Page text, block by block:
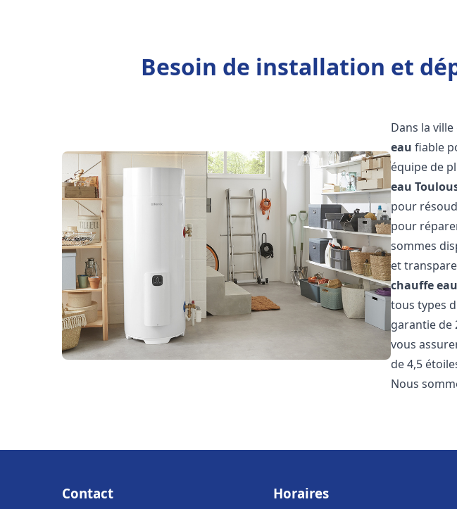
Besoin de installation et
Dans la
eau fiable
équipe de
eau
pour
pour
sommes
et
chauffe eau
tous types
garantie de
vous
de 4,5
Nous
Contact Horaires